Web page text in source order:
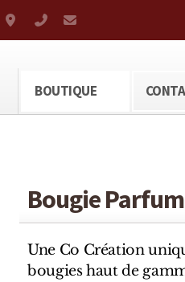
Grand-Rue 38, Genève
+41 22 310 38 75
BOUTIQUE
Bougie
Une Co Création
bougies haut de